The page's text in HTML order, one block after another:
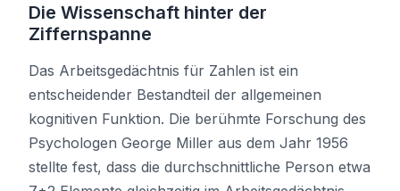
Die Wissenschaft hinter der
Ziffernspanne
Das Arbeitsgedächtnis für Zahlen ist ein
entscheidender Bestandteil der allgemeinen
kognitiven Funktion. Die berühmte Forschung des
Psychologen George Miller aus dem Jahr 1956
stellte fest, dass die durchschnittliche Person etwa